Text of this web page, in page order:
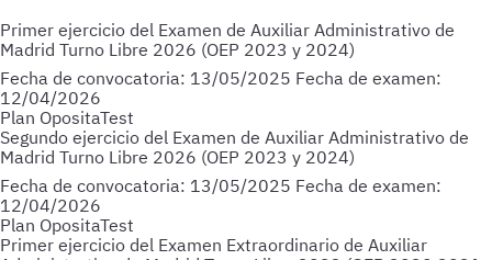
Primer ejercicio del Examen de Auxiliar Administrativo de
Madrid Turno Libre 2026 (OEP 2023 y 2024)
Fecha de convocatoria: 13/05/2025 Fecha de examen:
12/04/2026
Plan OpositaTest
Segundo ejercicio del Examen de Auxiliar Administrativo de
Madrid Turno Libre 2026 (OEP 2023 y 2024)
Fecha de convocatoria: 13/05/2025 Fecha de examen:
12/04/2026
Plan OpositaTest
Primer ejercicio del Examen Extraordinario de Auxiliar